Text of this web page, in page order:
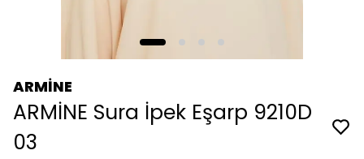
ARMİNE
ARMİNE Sura İpek Eşarp 9210D
03